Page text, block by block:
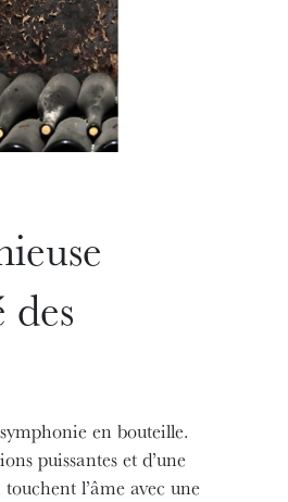
en bouteille.
puissantes et d’une
l’âme avec une